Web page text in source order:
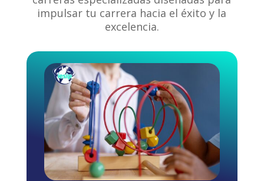
impulsar tu carrera hacia el éxito y la
excelencia.